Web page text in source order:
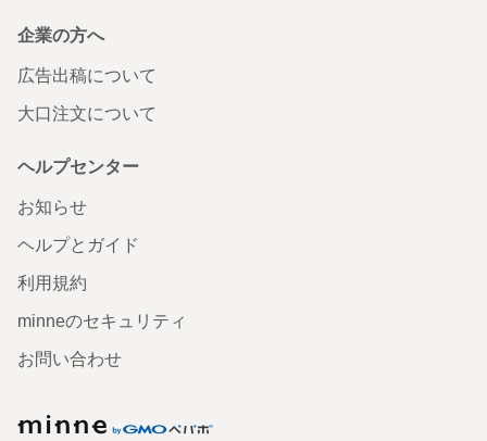
企業の方へ
広告出稿について
大口注文について
ヘルプセンター
お知らせ
ヘルプとガイド
利用規約
minneのセキュリティ
お問い合わせ